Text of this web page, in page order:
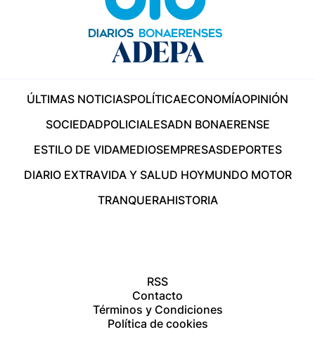
ÚLTIMAS NOTICIASPOLÍTICAECONOMÍAOPINIÓN
SOCIEDADPOLICIALESADN BONAERENSE
ESTILO DE VIDAMEDIOSEMPRESASDEPORTES
DIARIO EXTRAVIDA Y SALUD HOYMUNDO MOTOR
TRANQUERAHISTORIA
RSS
Contacto
Términos y Condiciones
Política de cookies